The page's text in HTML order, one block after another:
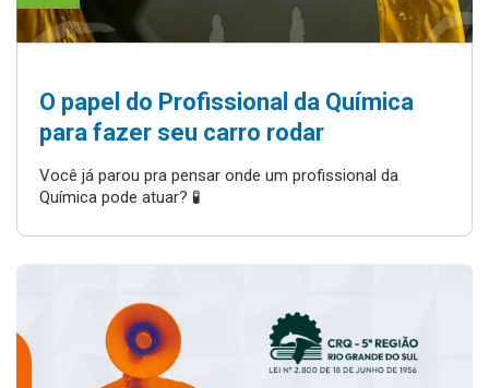
O papel do Profissional da Química
para fazer seu carro rodar
Você já parou pra pensar onde um profissional da
Química pode atuar? 🧪